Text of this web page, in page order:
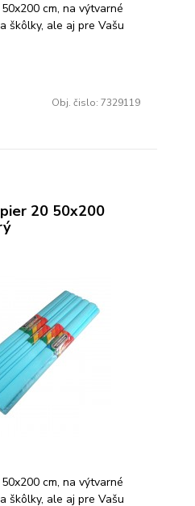
cm, na výtvarné
škôlky, ale aj pre Vašu
Obj. čislo: 7329119
20 50x200
cm, na výtvarné
škôlky, ale aj pre Vašu